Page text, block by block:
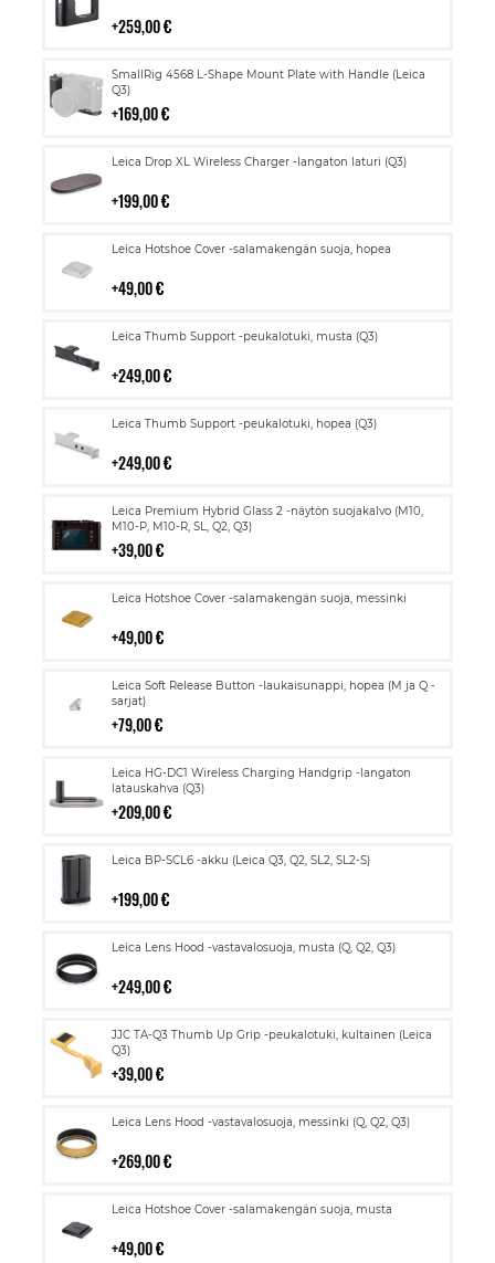
259,00 €
SmallRig 4568 L-Shape Mount Plate with Handle (Leica
Q3)
169,00 €
Lisää
ostoskoriin
Leica Drop XL Wireless Charger -langaton laturi (Q3)
199,00 €
Lisää
Leica Hotshoe Cover -salamakengän suoja, hopea
49,00 €
Lisää
Leica Thumb Support -peukalotuki, musta (Q3)
249,00 €
Lisää
Leica Thumb Support -peukalotuki, hopea (Q3)
249,00 €
Lisää
Leica Premium Hybrid Glass 2 -näytön suojakalvo (M10,
M10-P, M10-R, SL, Q2, Q3)
39,00 €
Lisää
ostoskoriin
Leica Hotshoe Cover -salamakengän suoja, messinki
49,00 €
Lisää
Leica Soft Release Button -laukaisunappi, hopea (M ja Q -
sarjat)
79,00 €
Lisää
ostoskoriin
Leica HG-DC1 Wireless Charging Handgrip -langaton
latauskahva (Q3)
209,00 €
Lisää
ostoskoriin
Leica BP-SCL6 -akku (Leica Q3, Q2, SL2, SL2-S)
199,00 €
Lisää
Leica Lens Hood -vastavalosuoja, musta (Q, Q2, Q3)
249,00 €
Lisää
JJC TA-Q3 Thumb Up Grip -peukalotuki, kultainen (Leica
Q3)
39,00 €
Lisää
ostoskoriin
Leica Lens Hood -vastavalosuoja, messinki (Q, Q2, Q3)
269,00 €
Lisää
Leica Hotshoe Cover -salamakengän suoja, musta
49,00 €
Lisää